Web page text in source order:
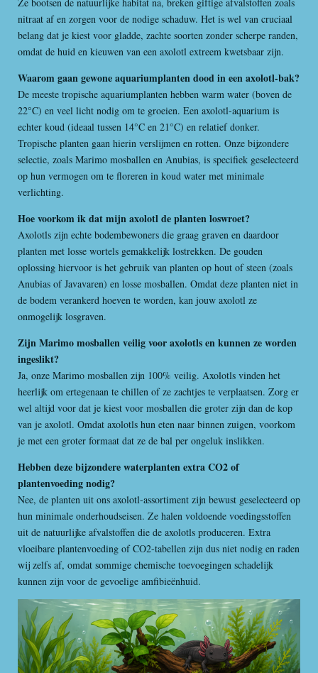
r
e
n
e
n
e
n
e
n
e
n
nitraat af en zorgen voor de nodige schaduw. Het is wel van cruciaal
belang dat je kiest voor gladde, zachte soorten zonder scherpe randen,
omdat de huid en kieuwen van een axolotl extreem kwetsbaar zijn.
Waarom gaan gewone aquariumplanten dood in een axolotl-bak?
De meeste tropische aquariumplanten hebben warm water (boven de
22°C) en veel licht nodig om te groeien. Een axolotl-aquarium is
echter koud (ideaal tussen 14°C en 21°C) en relatief donker.
Tropische planten gaan hierin verslijmen en rotten. Onze bijzondere
selectie, zoals Marimo mosballen en Anubias, is specifiek geselecteerd
op hun vermogen om te floreren in koud water met minimale
verlichting.
Hoe voorkom ik dat mijn axolotl de planten loswroet?
Axolotls zijn echte bodembewoners die graag graven en daardoor
planten met losse wortels gemakkelijk lostrekken. De gouden
oplossing hiervoor is het gebruik van planten op hout of steen (zoals
Anubias of Javavaren) en losse mosballen. Omdat deze planten niet in
de bodem verankerd hoeven te worden, kan jouw axolotl ze
onmogelijk losgraven.
Zijn Marimo mosballen veilig voor axolotls en kunnen ze worden
ingeslikt?
Ja, onze Marimo mosballen zijn 100% veilig. Axolotls vinden het
heerlijk om ertegenaan te chillen of ze zachtjes te verplaatsen. Zorg er
wel altijd voor dat je kiest voor mosballen die groter zijn dan de kop
van je axolotl. Omdat axolotls hun eten naar binnen zuigen, voorkom
je met een groter formaat dat ze de bal per ongeluk inslikken.
Hebben deze bijzondere waterplanten extra CO2 of
plantenvoeding nodig?
Nee, de planten uit ons axolotl-assortiment zijn bewust geselecteerd op
hun minimale onderhoudseisen. Ze halen voldoende voedingsstoffen
uit de natuurlijke afvalstoffen die de axolotls produceren. Extra
vloeibare plantenvoeding of CO2-tabellen zijn dus niet nodig en raden
wij zelfs af, omdat sommige chemische toevoegingen schadelijk
kunnen zijn voor de gevoelige amfibieënhuid.